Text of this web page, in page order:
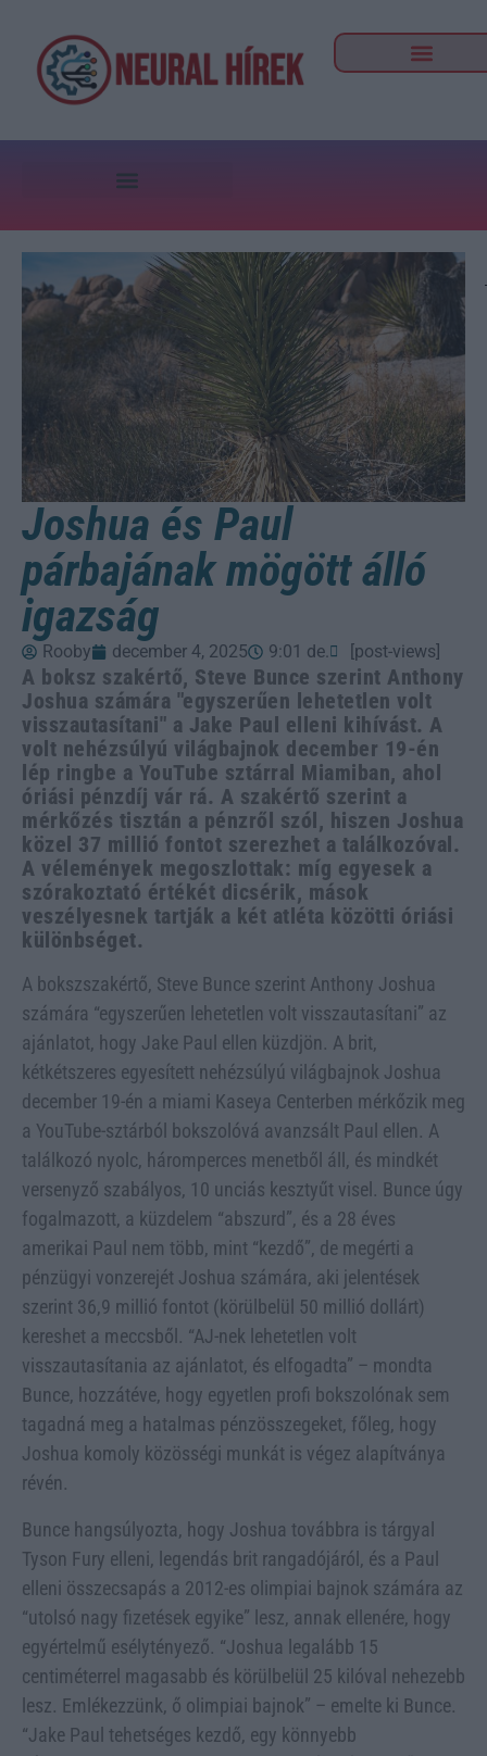
Joshua és Paul
párbajának mögött álló
igazság
Rooby december 4, 2025 9:01 de. [post-views]
A boksz szakértő, Steve Bunce szerint Anthony
Joshua számára "egyszerűen lehetetlen volt
visszautasítani" a Jake Paul elleni kihívást. A
volt nehézsúlyú világbajnok december 19-én
lép ringbe a YouTube sztárral Miamiban, ahol
óriási pénzdíj vár rá. A szakértő szerint a
mérkőzés tisztán a pénzről szól, hiszen Joshua
közel 37 millió fontot szerezhet a találkozóval.
A vélemények megoszlottak: míg egyesek a
szórakoztató értékét dicsérik, mások
veszélyesnek tartják a két atléta közötti óriási
különbséget.
A bokszszakértő, Steve Bunce szerint Anthony Joshua
számára “egyszerűen lehetetlen volt visszautasítani” az
ajánlatot, hogy Jake Paul ellen küzdjön. A brit,
kétkétszeres egyesített nehézsúlyú világbajnok Joshua
december 19-én a miami Kaseya Centerben mérkőzik meg
a YouTube-sztárból bokszolóvá avanzsált Paul ellen. A
találkozó nyolc, háromperces menetből áll, és mindkét
versenyző szabályos, 10 unciás kesztyűt visel. Bunce úgy
fogalmazott, a küzdelem “abszurd”, és a 28 éves
amerikai Paul nem több, mint “kezdő”, de megérti a
pénzügyi vonzerejét Joshua számára, aki jelentések
szerint 36,9 millió fontot (körülbelül 50 millió dollárt)
kereshet a meccsből. “AJ-nek lehetetlen volt
visszautasítania az ajánlatot, és elfogadta” – mondta
Bunce, hozzátéve, hogy egyetlen profi bokszolónak sem
tagadná meg a hatalmas pénzösszegeket, főleg, hogy
Joshua komoly közösségi munkát is végez alapítványa
révén.
Bunce hangsúlyozta, hogy Joshua továbbra is tárgyal
Tyson Fury elleni, legendás brit rangadójáról, és a Paul
elleni összecsapás a 2012-es olimpiai bajnok számára az
“utolsó nagy fizetések egyike” lesz, annak ellenére, hogy
egyértelmű esélytényező. “Joshua legalább 15
centiméterrel magasabb és körülbelül 25 kilóval nehezebb
lesz. Emlékezzünk, ő olimpiai bajnok” – emelte ki Bunce.
“Jake Paul tehetséges kezdő, egy könnyebb